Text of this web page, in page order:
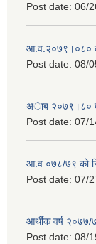
Post date: 06/
आ.व.२०७९।०८०
Post date: 08/
अाब २०७९।८०
Post date: 07/
आ.व ०७८/७९ को
Post date: 07/
आर्थीक वर्ष २०७७/
Post date: 08/